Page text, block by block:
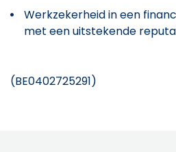
Werkzekerheid in een
met een uitstekende
(BE0402725291)